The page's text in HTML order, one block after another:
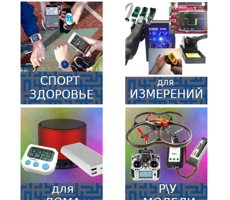
Самые простые
приборы для новичков